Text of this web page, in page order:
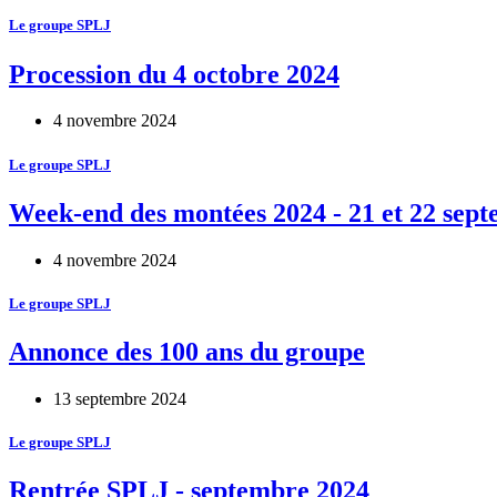
Le groupe SPLJ
Procession du 4 octobre 2024
4 novembre 2024
Le groupe SPLJ
Week-end des montées 2024 - 21 et 22
4 novembre 2024
Le groupe SPLJ
Annonce des 100 ans du groupe
13 septembre 2024
Le groupe SPLJ
Rentrée SPLJ - septembre 2024